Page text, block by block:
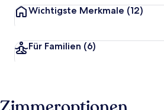
Wichtigste Merkmale (12)
Für Familien (6)